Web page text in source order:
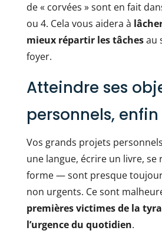
de « corvées » sont en fait
ou 4. Cela vous aidera à
mieux répartir les tâchesau
foyer.
Atteindre ses
personnels, enfin
Vos grands projets
une langue, écrire un livre, se
forme — sont presque
non urgents. Ce sont
premières victimes de la
l’urgence du quotidien.